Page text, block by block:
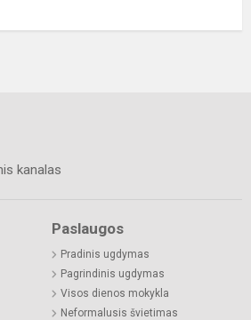
kanalas
Paslaugos
Pradinis ugdymas
Pagrindinis ugdymas
Visos dienos mokykla
Neformalusis švietimas